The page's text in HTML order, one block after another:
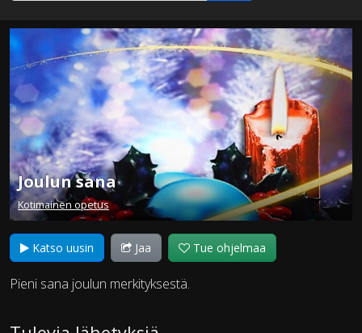
Joulun sana
Kotimainen opetus
Katso uusin Jaa Tue ohjelmaa
Pieni sana joulun merkityksestä.